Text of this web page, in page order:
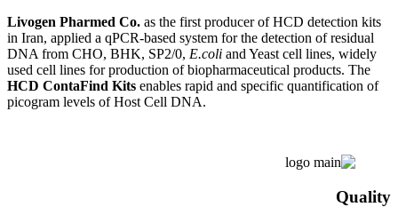
Livogen Pharmed Co. as the first producer of HCD detection kits
in Iran, applied a qPCR-based system for the detection of residual
DNA from CHO, BHK, SP2/0, E.coli and Yeast cell lines, widely
used cell lines for production of biopharmaceutical products. The
HCD ContaFind Kits enables rapid and specific quantification of
picogram levels of Host Cell DNA.
Quality